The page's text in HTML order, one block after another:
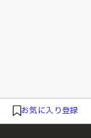
お気に入り登録